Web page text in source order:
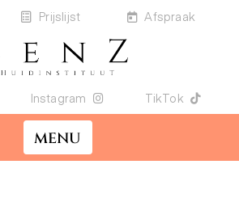
Prijslijst Afspraak
Instagram TikTok
MENU